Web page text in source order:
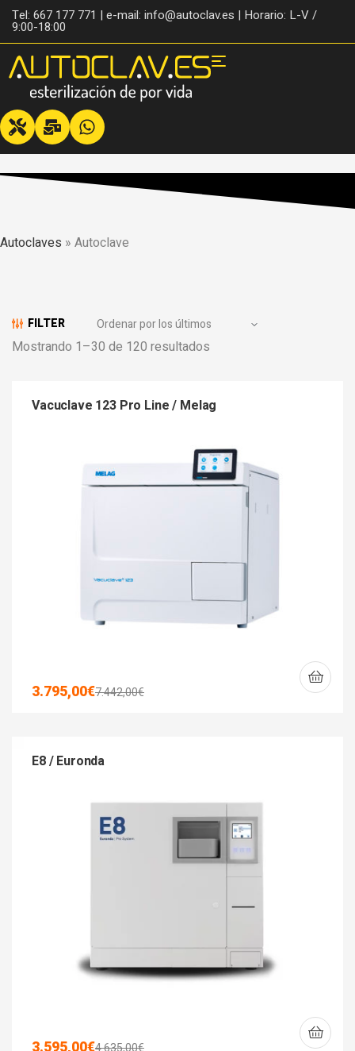
Tel: 667 177 771 | e-mail: info@autoclav.es | Horario: L-V /
9:00-18:00
Autoclaves » Autoclave
FILTER
Mostrando 1–30 de 120 resultados
Vacuclave 123 Pro Line / Melag
7.442,00€
3.795,00€
E8 / Euronda